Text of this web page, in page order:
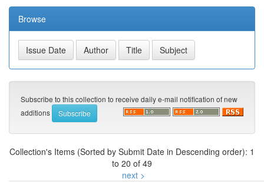
Browse
Subscribe to this collection to receive daily e-mail notification of new
additions
Collection's Items (Sorted by Submit Date in Descending order): 1
to 20 of 49
next >